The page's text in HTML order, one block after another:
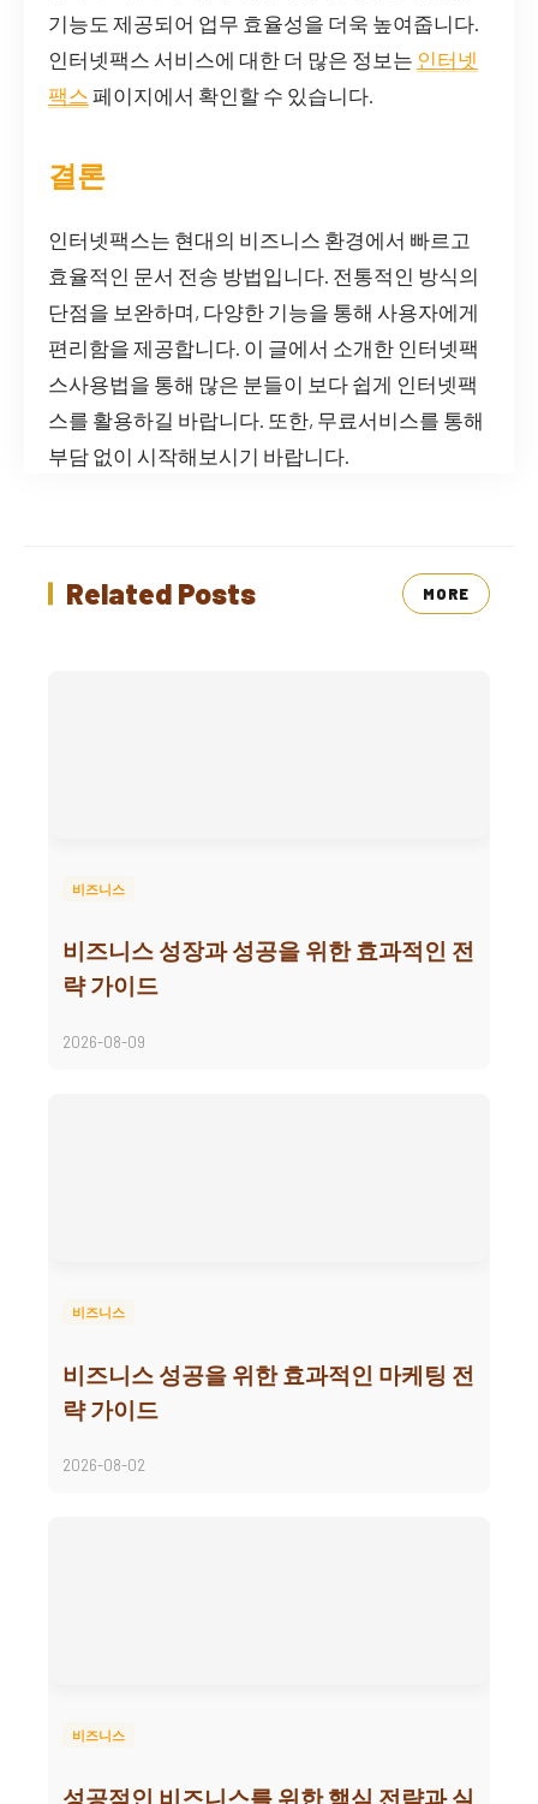
기능도 제공되어 업무 효율성을 더욱 높여줍니다.
인터넷팩스 서비스에 대한 더 많은 정보는 인터넷
팩스 페이지에서 확인할 수 있습니다.
결론
인터넷팩스는 현대의 비즈니스 환경에서 빠르고
효율적인 문서 전송 방법입니다. 전통적인 방식의
단점을 보완하며, 다양한 기능을 통해 사용자에게
편리함을 제공합니다. 이 글에서 소개한 인터넷팩
스사용법을 통해 많은 분들이 보다 쉽게 인터넷팩
스를 활용하길 바랍니다. 또한, 무료서비스를 통해
부담 없이 시작해보시기 바랍니다.
Related Posts MORE
비즈니스
비즈니스 성장과 성공을 위한 효과적인 전
략 가이드
2026-08-09
비즈니스
비즈니스 성공을 위한 효과적인 마케팅 전
략 가이드
2026-08-02
비즈니스
성공적인 비즈니스를 위한 핵심 전략과 실